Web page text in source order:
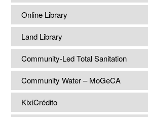
Online Library
Land Library
Community-Led Total Sanitation
Community Water – MoGeCA
KixiCrédito